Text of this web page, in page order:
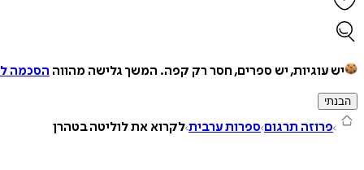
יש עוגיות, יש ספרים, חסר רק קפה. המשך גלישה מהווה הסכמה
הבנתי
פרוזה תרגום ספרות ערבית לקרוא את לוליטה בטהרן